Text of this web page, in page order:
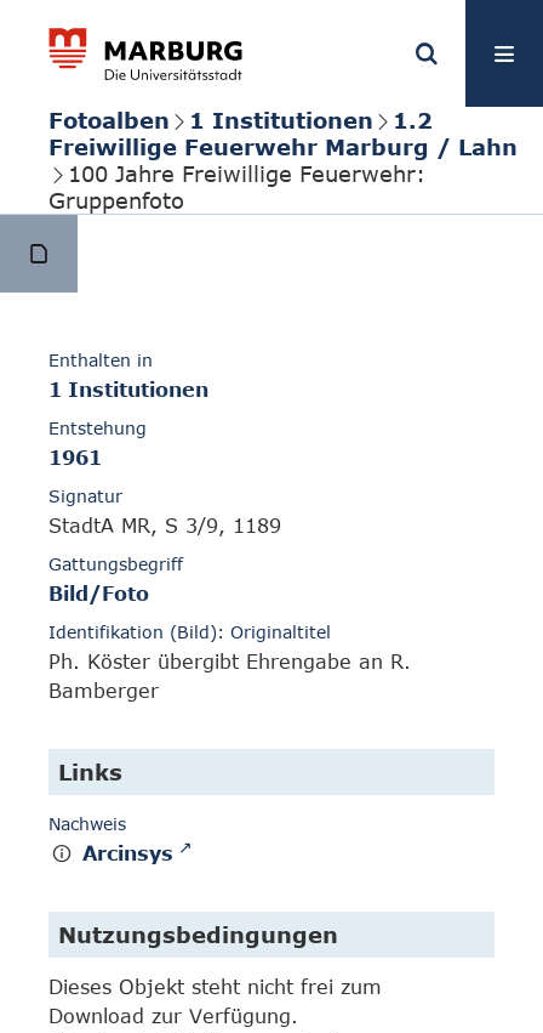
Fotoalben 1 Institutionen
1.2
Freiwillige Feuerwehr Marburg / Lahn
100 Jahre Freiwillige Feuerwehr:
Gruppenfoto
Enthalten in
1 Institutionen
Entstehung
1961
Signatur
StadtA MR, S 3/9, 1189
Gattungsbegriff
Bild/Foto
Identifikation (Bild): Originaltitel
Ph. Köster übergibt Ehrengabe an R.
Bamberger
Links
Nachweis
Arcinsys
Nutzungsbedingungen
Dieses Objekt steht nicht frei zum
Download zur Verfügung.